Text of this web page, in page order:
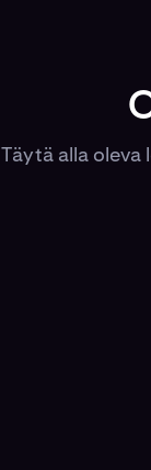
Täytä alla oleva